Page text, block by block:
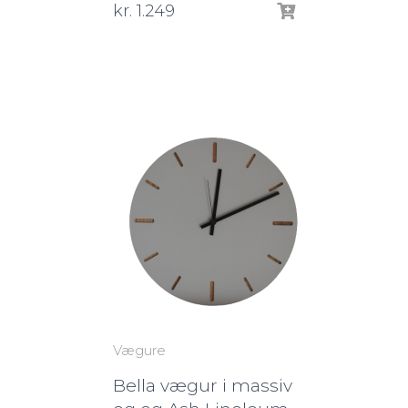
kr. 1.249
Vægure
Bella vægur i massiv